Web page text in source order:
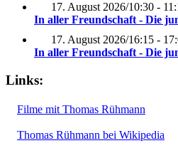
17. August 2026/10:30 -
In aller Freundschaft - Die
17. August 2026/16:15 -
In aller Freundschaft - Die
Links:
Filme mit Thomas Rühmann
Thomas Rühmann bei Wikipedia